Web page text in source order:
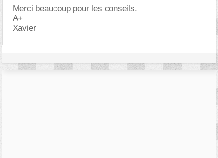
Merci beaucoup pour les conseils.
A+
Xavier